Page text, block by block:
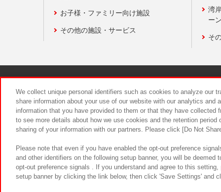
お子様・ファミリー向け施設
その他の施設・サービス
湾
ー
そ
食品のご
We collect unique personal identifiers such as cookies to analyze our
share information about your use of our website with our analytics and
information that you have provided to them or that they have
to see more details about how we use cookies and the retention
sharing of your information with our partners. Please click [Do Not
Please note that even if you have enabled the opt-out preference
and other identifiers on the following setup banner, you will be
opt-out preference signals . If you understand and agree to this
setup banner by clicking the link below, then click 'Save Settings' and